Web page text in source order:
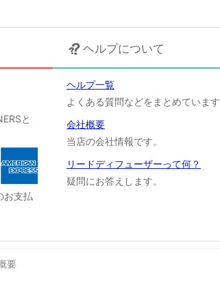
と
お支払
ヘルプについて
ヘルプ一覧
よくある質問などをまとめています
会社概要
当店の会社情報です。
リードディフューザーって何？
疑問にお答えします。
要